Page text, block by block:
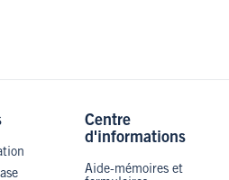
Centre
d'informations
Aide-mémoires et